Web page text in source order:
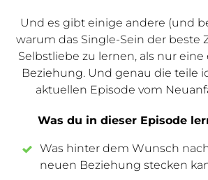
Und es gibt einige andere (und
warum das Single-Sein der beste
Selbstliebe zu lernen, als nur
Beziehung. Und genau die teile
aktuellen Episode vom
Was du in dieser Episode
Was hinter dem Wunsch
neuen Beziehung stecken